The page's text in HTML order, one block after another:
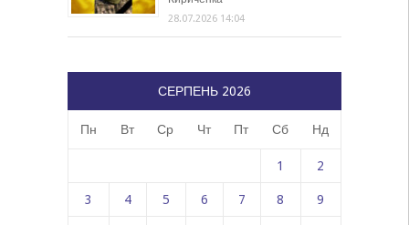
28.07.2026 14:04
СЕРПЕНЬ 2026
Пн Вт Ср Чт Пт Сб Нд
1 2
3 4 5 6 7 8 9